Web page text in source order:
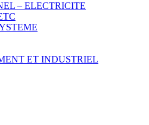
– ELECTRICITE
ET INDUSTRIEL